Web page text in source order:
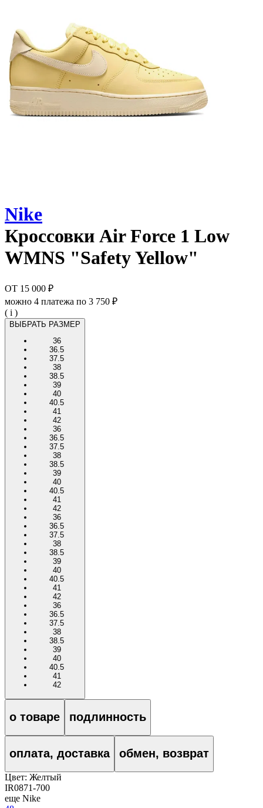
Nike
Кроссовки Air Force 1 Low
WMNS "Safety Yellow"
ОТ 15 000 ₽
можно 4 платежа по 3 750 ₽
( i )
ВЫБРАТЬ РАЗМЕР
36
36.5
37.5
38
38.5
39
40
40.5
41
42
36
36.5
37.5
38
38.5
39
40
40.5
41
42
36
36.5
37.5
38
38.5
39
40
40.5
41
42
36
36.5
37.5
38
38.5
39
40
40.5
41
42
о товаре подлинность
оплата, доставка обмен, возврат
Цвет: Желтый
IR0871-700
еще Nike